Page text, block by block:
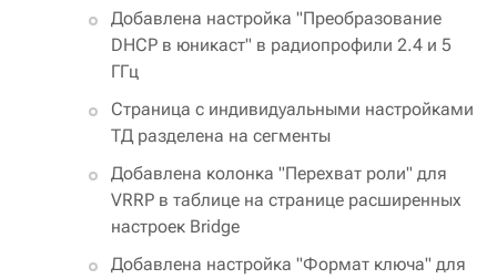
Добавлена настройка "Преобразование
DHCP в юникаст" в радиопрофили 2.4 и 5
ГГц
Страница с индивидуальными настройками
ТД разделена на сегменты
Добавлена колонка "Перехват роли" для
VRRP в таблице на странице расширенных
настроек Bridge
Добавлена настройка "Формат ключа" для